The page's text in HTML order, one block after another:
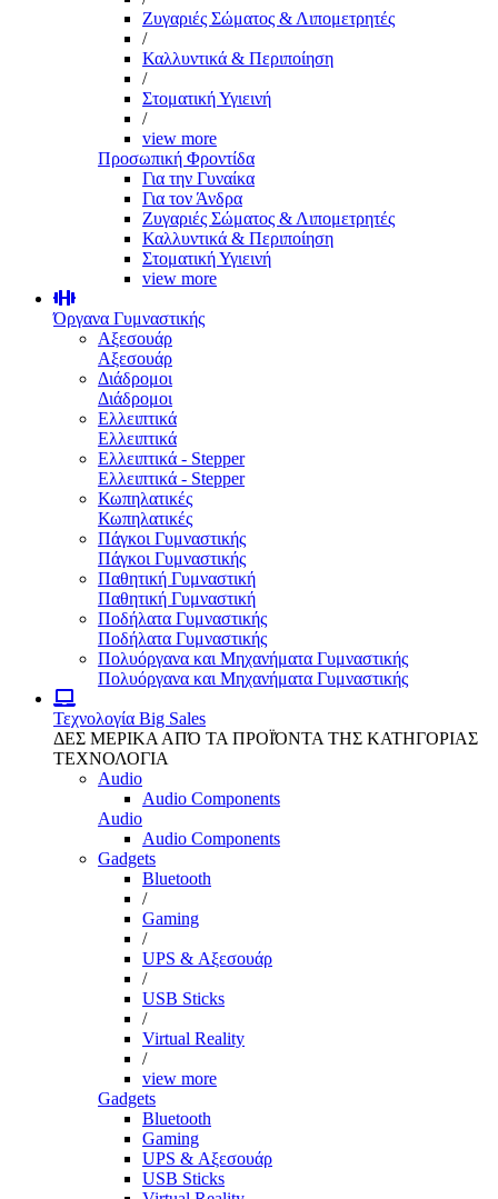
Ζυγαριές Σώματος & Λιπομετρητές
/
Καλλυντικά & Περιποίηση
/
Στοματική Υγιεινή
/
view more
Προσωπική Φροντίδα
Για την Γυναίκα
Για τον Άνδρα
Ζυγαριές Σώματος & Λιπομετρητές
Καλλυντικά & Περιποίηση
Στοματική Υγιεινή
view more
Όργανα Γυμναστικής
Αξεσουάρ
Αξεσουάρ
Διάδρομοι
Διάδρομοι
Ελλειπτικά
Ελλειπτικά
Ελλειπτικά - Stepper
Ελλειπτικά - Stepper
Κωπηλατικές
Κωπηλατικές
Πάγκοι Γυμναστικής
Πάγκοι Γυμναστικής
Παθητική Γυμναστική
Παθητική Γυμναστική
Ποδήλατα Γυμναστικής
Ποδήλατα Γυμναστικής
Πολυόργανα και Μηχανήματα Γυμναστικής
Πολυόργανα και Μηχανήματα Γυμναστικής
Τεχνολογία Big Sales
ΔΕΣ ΜΕΡΙΚΑ ΑΠΌ ΤΑ ΠΡΟΪΌΝΤΑ ΤΗΣ ΚΑΤΗΓΟΡΙΑΣ
ΤΕΧΝΟΛΟΓΙΑ
Audio
Audio Components
Audio
Audio Components
Gadgets
Bluetooth
/
Gaming
/
UPS & Αξεσουάρ
/
USB Sticks
/
Virtual Reality
/
view more
Gadgets
Bluetooth
Gaming
UPS & Αξεσουάρ
USB Sticks